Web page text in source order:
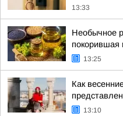
13:33
Необычное
покорившая
13:25
Как
13:10